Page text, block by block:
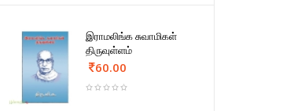
இராமலிங்க சுவாமிகள்
திருவுள்ளம்
60.00